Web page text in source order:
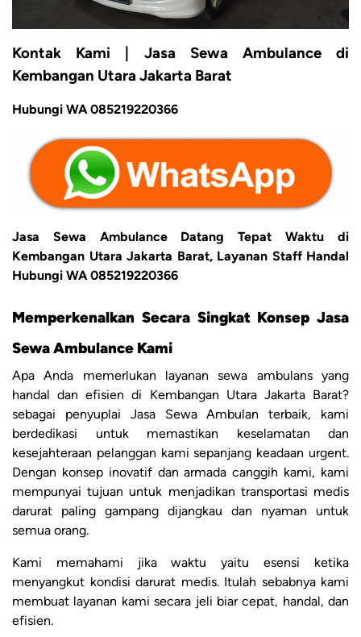
Kontak Kami | Jasa Sewa Ambulance di
Kembangan Utara Jakarta Barat
Hubungi WA 085219220366
Jasa Sewa Ambulance Datang Tepat Waktu di
Kembangan Utara Jakarta Barat, Layanan Staff Handal
Hubungi WA 085219220366
Memperkenalkan Secara Singkat Konsep Jasa
Sewa Ambulance Kami
Apa Anda memerlukan layanan sewa ambulans yang
handal dan efisien di Kembangan Utara Jakarta Barat?
sebagai penyuplai Jasa Sewa Ambulan terbaik, kami
berdedikasi untuk memastikan keselamatan dan
kesejahteraan pelanggan kami sepanjang keadaan urgent.
Dengan konsep inovatif dan armada canggih kami, kami
mempunyai tujuan untuk menjadikan transportasi medis
darurat paling gampang dijangkau dan nyaman untuk
semua orang.
Kami memahami jika waktu yaitu esensi ketika
menyangkut kondisi darurat medis. Itulah sebabnya kami
membuat layanan kami secara jeli biar cepat, handal, dan
efisien.